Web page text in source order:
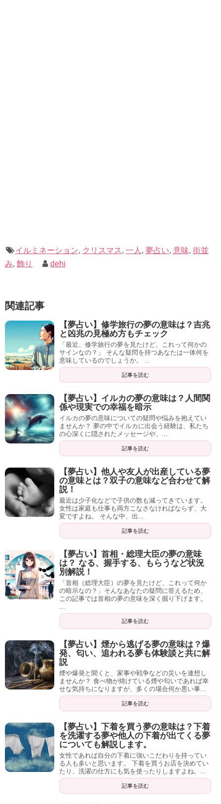
スティーブ・ジョブズを例にあげていたり、とてもわかり
記事の続きを読む
イルミネーション, クリスマス , 一人 , 夢占い, 意味, 街並
み, 飾り dehi
関連記事
【夢占い】修学旅行の夢の意味は？吉兆
と凶兆の見極め方もチェック
「最近、修学旅行の夢を見たけど、これって何かの
サインなの？」 そんな疑問を持つあなたは一体何を
意味しているのでしょうか。 ...
記事を読む
【夢占い】イルカの夢の意味は？人間関
係や現実での幸福を暗示
イルカの夢の意味についての疑問や悩みを抱えてい
ませんか？ 夢の中でイルカに出会う経験は、私たち
の心深くに隠されたメッセージや、...
記事を読む
【夢占い】他人や友人が出産している夢
の意味とは？双子の意味など合わせて解
説！
最近は少子化などで子供の数も減ってきています。
女性は家庭も仕事も両方こなさなければならず、大
変ですよね。 そんな中、出...
記事を読む
【夢占い】首相・総理大臣の夢の意味
は？ なる、握手する、もらうなど状況
別解説！
「首相（総理大臣）の夢を見たけど、これって何か
の暗示なの？」そんなあなたの疑問に答えるため、
この記事では首相の夢の意味を深く掘り下げます。
...
記事を読む
【夢占い】煙から逃げる夢の意味は？爆
発、匂い、追われる夢も体験談と共に解
説
煙や爆発と聞くと、家事や戦争などの災いを連想し
ませんか？ 食べ物が焼けている煙や匂いであれば幸
せな気持ちになりますが、多くの場合何か悪い事...
記事を読む
【夢占い】下着を買う夢の意味は？下着
を洗濯する夢や他人の下着が出てくる夢
についても解説します。
女性であれば自分の下着に強いこだわりを持ってい
る人も多いと思います。 下着を買うお店を決めてい
たり、洗濯の仕方にも気を使ったりしますよね。...
記事を読む